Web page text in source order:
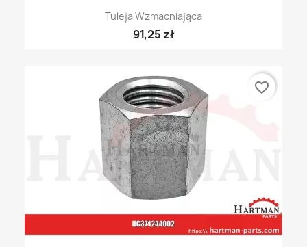
Tuleja Wzmacniająca
91,25 zł
favorite_border